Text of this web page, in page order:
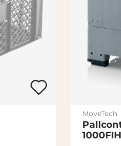
MoveTech